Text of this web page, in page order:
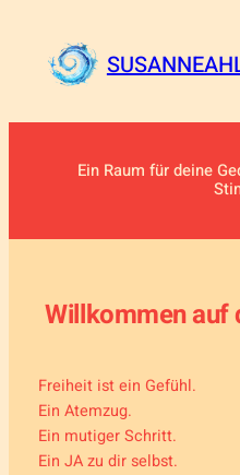
springen
Ein Raum für deine
Willkommen auf
Freiheit ist ein Gefühl.
Ein Atemzug.
Ein mutiger Schritt.
Ein JA zu dir selbst.